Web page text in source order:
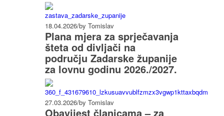
18.04.2026/by Tomislav
Plana mjera za sprječavanja
šteta od divljači na
području Zadarske županije
za lovnu godinu 2026./2027.
27.03.2026/by Tomislav
Obavijest članicama – za